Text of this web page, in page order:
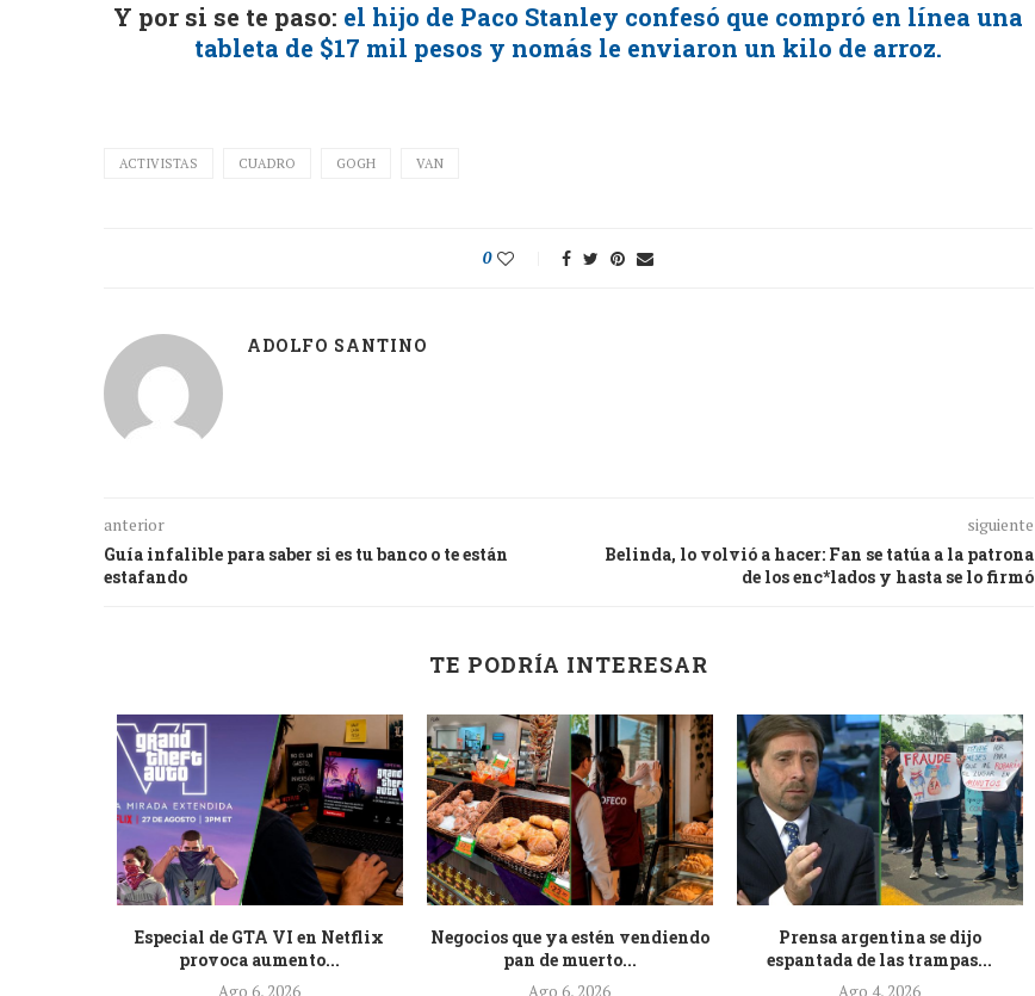
Y por si se te paso: el hijo de Paco Stanley confesó que compró en línea una
tableta de $17 mil pesos y nomás le enviaron un kilo de arroz.
ACTIVISTAS CUADRO GOGH VAN
0
ADOLFO SANTINO
anterior
Guía infalible para saber si es tu banco o te están
estafando
siguiente
Belinda, lo volvió a hacer: Fan se tatúa a la patrona
de los enc*lados y hasta se lo firmó
TE PODRÍA INTERESAR
Especial de GTA VI en Netflix
provoca aumento...
Ago 6, 2026
Negocios que ya estén vendiendo
pan de muerto...
Ago 6, 2026
Prensa argentina se dijo
espantada de las trampas...
Ago 4, 2026